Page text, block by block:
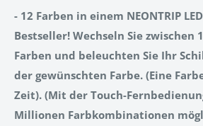
- 12 Farben in einem NEONTRIP
Bestseller! Wechseln Sie zwischen
Farben und beleuchten Sie Ihr
der gewünschten Farbe. (Eine
Zeit). (Mit der Touch-
Millionen Farbkombinationen